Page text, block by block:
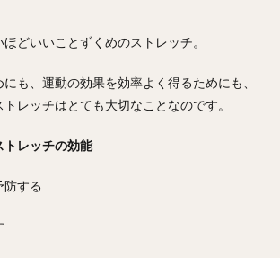
どいいことずくめのストレッチ。
も、運動の効果を効率よく得るためにも、
レッチはとても大切なことなのです。
トレッチの効能
防する